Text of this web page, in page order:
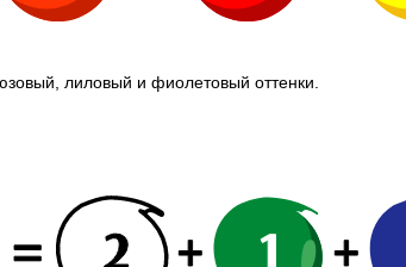
лиловый и фиолетовый оттенки.